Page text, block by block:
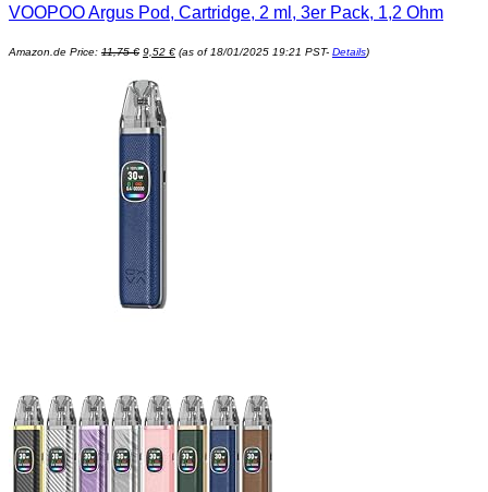
VOOPOO Argus Pod, Cartridge, 2 ml, 3er Pack, 1,2 Ohm
Amazon.de Price: 11,75€
Ursprünglicher
Preis
11,75 €
9,52 €
Aktueller
Preis
(as of 18/01/2025 19:21 PST- Details)